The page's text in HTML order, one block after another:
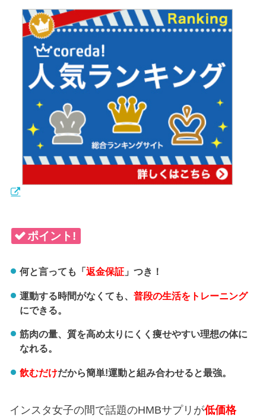
ポイント!
何と言っても「返金保証」つき！
運動する時間がなくても、 普段の生活をトレーニング
にできる。
筋肉の量、質を高め太りにくく痩せやすい理想の体に
なれる。
飲むだけだから簡単!運動と組み合わせると最強。
インスタ女子の間で話題のHMBサプリが低価格